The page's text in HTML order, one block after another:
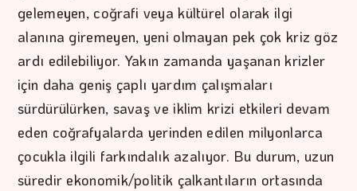
gelemeyen, coğrafi veya kültürel olarak ilgi
alanına giremeyen, yeni olmayan pek çok kriz göz
ardı edilebiliyor. Yakın zamanda yaşanan krizler
için daha geniş çaplı yardım çalışmaları
sürdürülürken, savaş ve iklim krizi etkileri devam
eden coğrafyalarda yerinden edilen milyonlarca
çocukla ilgili farkındalık azalıyor. Bu durum, uzun
süredir ekonomik/politik çalkantıların ortasında